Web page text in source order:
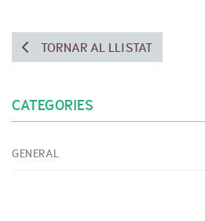
TORNAR AL LLISTAT
CATEGORIES
GENERAL